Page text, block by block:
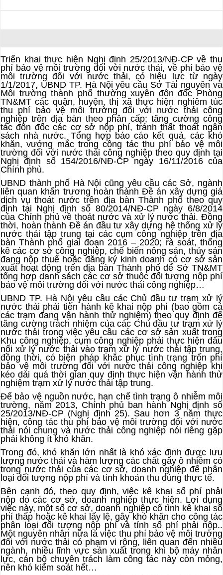
Triển khai thực hiện Nghị định 25/2013/NĐ-CP về thu
phí bảo vệ môi trường đối với nước thải, về phí bảo vệ
môi trường đối với nước thải, có hiệu lực từ ngày
1/1/2017, UBND TP. Hà Nội yêu cầu Sở Tài nguyên và
Môi trường thành phố thường xuyên đôn đốc Phòng
TN&MT các quận, huyện, thị xã thực hiện nghiêm túc
thu phí bảo vệ môi trường đối với nước thải công
nghiệp trên địa bàn theo phân cấp; tăng cường công
tác đôn đốc các cơ sở nộp phí, tránh thất thoát ngân
sách nhà nước. Tổng hợp báo cáo kết quả, các khó
khăn, vướng mắc trong công tác thu phí bảo vệ môi
trường đối với nước thải công nghiệp theo quy định tại
Nghị định số 154/2016/NĐ-CP ngày 16/11/2016 của
Chính phủ.
UBND thành phố Hà Nội cũng yêu cầu các Sở, ngành
liên quan khẩn trương hoàn thành Đề án xây dựng giá
dịch vụ thoát nước trên địa bàn Thành phố theo quy
định tại Nghị định số 80/2014/NĐ-CP ngày 6/8/2014
của Chính phủ về thoát nước và xử lý nước thải. Đồng
thời, hoàn thành Đề án đầu tư xây dựng hệ thống xử lý
nước thải tập trung tại các cụm công nghiệp trên địa
bàn Thành phố giai đoạn 2016 – 2020; rà soát, thống
kê các cơ sở công nghiệp, chế biến nông sản, thủy sản
đang nộp thuế hoặc đăng ký kinh doanh có cơ sở sản
xuất hoạt động trên địa bàn Thành phố để Sở TN&MT
tổng hợp danh sách các cơ sở thuộc đối tượng nộp phí
bảo vệ môi trường đối với nước thải công nghiệp…
UBND TP. Hà Nội yêu cầu các Chủ đầu tư trạm xử lý
nước thải phải tiến hành kê khai nộp phí (bao gồm cả
các trạm đang vận hành thử nghiệm) theo quy định để
tăng cường trách nhiệm của các Chủ đầu tư trạm xử lý
nước thải trong việc yêu cầu các cơ sở sản xuất trong
Khu công nghiệp, cụm công nghiệp phải thực hiện đấu
nối xử lý nước thải vào trạm xử lý nước thải tập trung,
đồng thời, có biện pháp khắc phục tình trạng trốn phí
bảo vệ môi trường đối với nước thải công nghiệp khi
kéo dài quá thời gian quy định thực hiện vận hành thử
nghiệm trạm xử lý nước thải tập trung.
Để bảo vệ nguồn nước, hạn chế tình trạng ô nhiễm môi
trường, năm 2013, Chính phủ ban hành Nghị định số
25/2013/NĐ-CP (Nghị định 25). Sau hơn 3 năm thực
hiện, công tác thu phí bảo vệ môi trường đối với nước
thải nói chung và nước thải công nghiệp nói riêng gặp
phải không ít khó khăn.
Trong đó, khó khăn lớn nhất là khó xác định được lưu
lượng nước thải và hàm lượng các chất gây ô nhiễm có
trong nước thải của các cơ sở, doanh nghiệp để phân
loại đối tượng nộp phí và tính khoản thu đúng thực tế.
Bên cạnh đó, theo quy định, việc kê khai số phí phải
nộp do các cơ sở, doanh nghiệp thực hiện. Lợi dụng
việc này, một số cơ sở, doanh nghiệp cố tình kê khai số
phí thấp hoặc kê khai lấy lệ, gây khó khăn cho công tác
phân loại đối tượng nộp phí và tính số phí phải nộp..
Một nguyên nhân nữa là việc thu phí bảo vệ môi trường
đối với nước thải có phạm vi rộng, liên quan đến nhiều
ngành, nhiều lĩnh vực sản xuất trong khi bộ máy nhân
lực, cán bộ chuyên trách làm công tác này còn mỏng,
nên khó kiểm soát hết…